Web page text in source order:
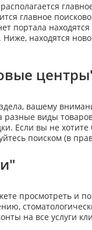
главное
портала
Ниже, находятся
вашему
разные виды
Если вы не
поиском (в
просмотреть и
на все услуги